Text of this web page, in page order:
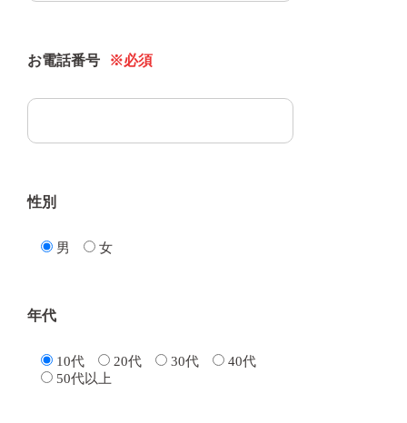
お電話番号 ※必須
性別
男 女
年代
10代 20代 30代
40代
50代以上